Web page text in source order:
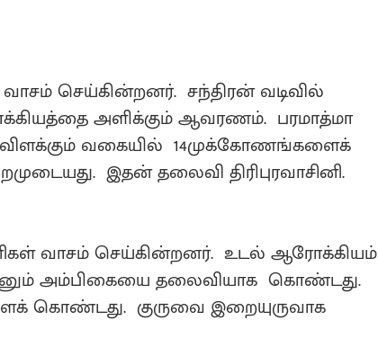
செய்கின்றனர். சந்திரன் வடிவில்
அளிக்கும் ஆவரணம். பரமாத்மா
விளக்கும் வகையில் 14முக்கோணங்களைக்
இதன் தலைவி திரிபுரவாசினி.
வாசம் செய்கின்றனர். உடல் ஆரோக்கியம்
எனும் அம்பிகையை தலைவியாக கொண்டது.
கொண்டது. குருவை இறையுருவாக